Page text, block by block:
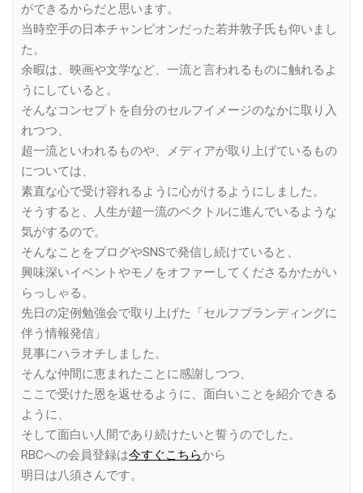
ができるからだと思います。
当時空手の日本チャンピオンだった若井敦子氏も仰いまし
た。
余暇は、映画や文学など、一流と言われるものに触れるよ
うにしていると。
そんなコンセプトを自分のセルフイメージのなかに取り入
れつつ、
超一流といわれるものや、メディアが取り上げているもの
については、
素直な心で受け容れるように心がけるようにしました。
そうすると、人生が超一流のベクトルに進んでいるような
気がするので。
そんなことをブログやSNSで発信し続けていると、
興味深いイベントやモノをオファーしてくださるかたがい
らっしゃる。
先日の定例勉強会で取り上げた「セルフブランディングに
伴う情報発信」
見事にハラオチしました。
そんな仲間に恵まれたことに感謝しつつ、
ここで受けた恩を返せるように、面白いことを紹介できる
ように、
そして面白い人間であり続けたいと誓うのでした。
RBCへの会員登録は今すぐこちらから
明日は八須さんです。